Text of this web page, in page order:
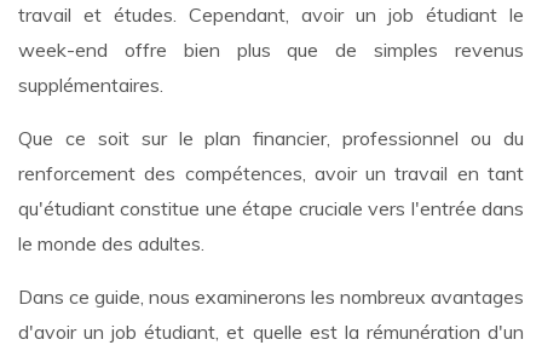
travail et études. Cependant, avoir un job étudiant le
week-end offre bien plus que de simples revenus
supplémentaires.
Que ce soit sur le plan financier, professionnel ou du
renforcement des compétences, avoir un travail en tant
qu'étudiant constitue une étape cruciale vers l'entrée dans
le monde des adultes.
Dans ce guide, nous examinerons les nombreux avantages
d'avoir un job étudiant, et quelle est la rémunération d'un